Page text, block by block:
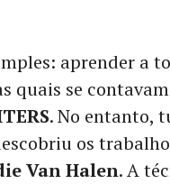
aprender a
quais se
. No entanto,
os
Van Halen. A